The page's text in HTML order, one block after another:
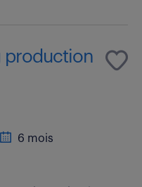
production
6 mois